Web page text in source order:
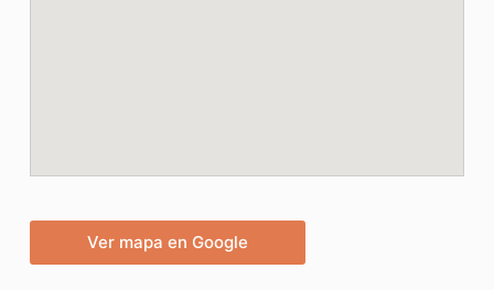
Ver mapa en Google